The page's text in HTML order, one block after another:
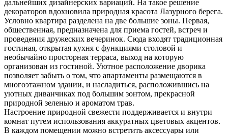
дальнейших дизайнерских вариаций. На такое решение
декораторов вдохновила природная красота Лазурного берега.
Условно квартира разделена на две большие зоны. Первая,
общественная, предназначена для приема гостей, встреч и
проведения дружеских вечеринок. Сюда входят традиционная
гостиная, открытая кухня с функциями столовой и
необычайно просторная терраса, выход на которую
организован из гостиной. Уютное расположение дворика
позволяет забыть о том, что апартаменты размещаются в
многоэтажном здании, и насладиться, расположившись на
уютных диванчиках под большим зонтом, прекрасной
природной зеленью и ароматом трав.
Настроение природной свежести поддерживается и внутри
комнат путем использования аккуратных цветовых акцентов.
В каждом помещении можно встретить аксессуары или